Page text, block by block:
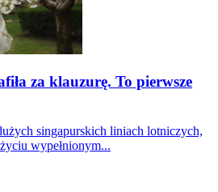
za klauzurę. To pierwsze
singapurskich liniach lotniczych,
wypełnionym...